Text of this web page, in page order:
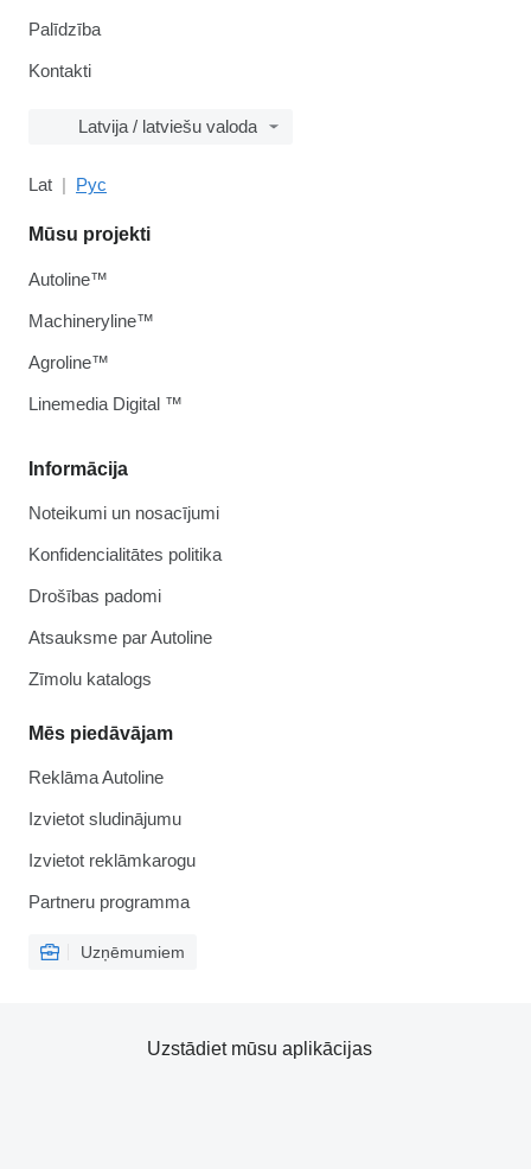
Palīdzība
Kontakti
Latvija / latviešu valoda
Lat Рус
Informācija
Noteikumi un nosacījumi
Konfidencialitātes politika
Drošības padomi
Atsauksme par Autoline
Zīmolu katalogs
Mēs piedāvājam
Reklāma Autoline
Izvietot sludinājumu
Izvietot reklāmkarogu
Partneru programma
Uzņēmumiem
Mūsu projekti
Autoline™
Machineryline™
Agroline™
Linemedia Digital ™
Uzstādiet mūsu aplikācijas